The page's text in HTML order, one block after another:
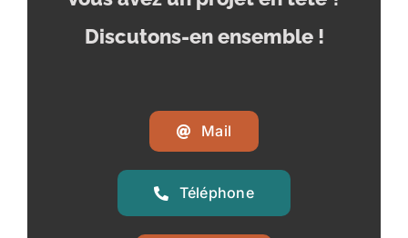
Discutons-en ensemble !
Mail
Téléphone